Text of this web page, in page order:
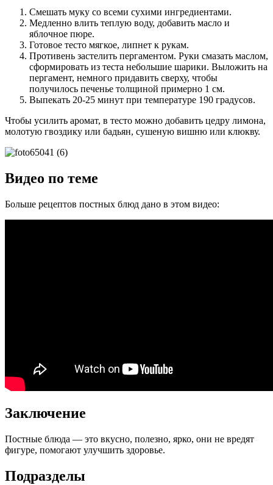
Смешать муку со всеми сухими ингредиентами.
Медленно влить теплую воду, добавить масло и
яблочное пюре.
Готовое тесто мягкое, липнет к рукам.
Противень застелить пергаментом. Руки смазать маслом,
сформировать из теста небольшие шарики. Выложить на
пергамент, немного придавить сверху, чтобы
получилось печенье толщиной примерно 1 см.
Выпекать 20-25 минут при температуре 190 градусов.
Чтобы усилить аромат, в тесто можно добавить цедру лимона,
молотую гвоздику или бадьян, сушеную вишню или клюкву.
Видео по теме
Больше рецептов постных блюд дано в этом видео:
Заключение
Постные блюда — это вкусно, полезно, ярко, они не вредят
фигуре, помогают улучшить здоровье.
Подразделы